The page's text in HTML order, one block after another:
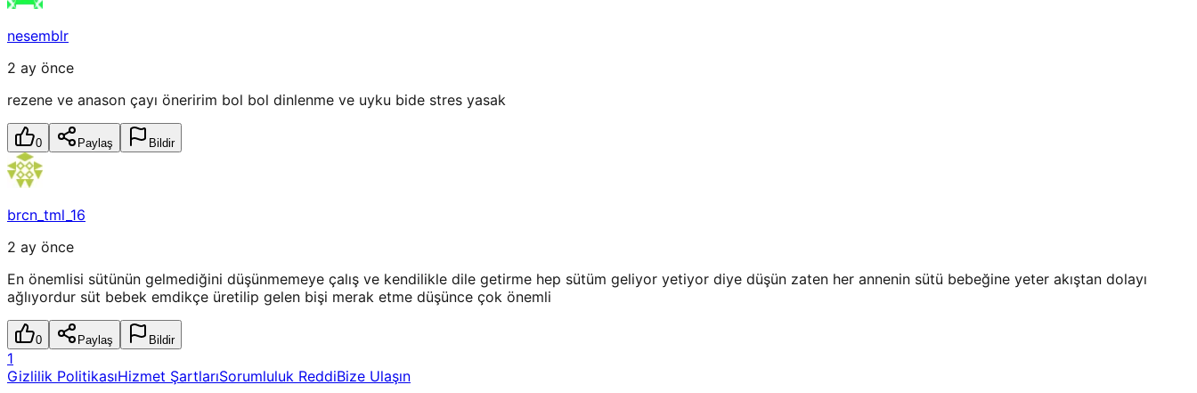
nesemblr
2 ay önce
rezene ve anason çayı öneririm bol bol dinlenme ve uyku bide stres yasak
0 Paylaş Bildir
brcn_tml_16
2 ay önce
En önemlisi sütünün gelmediğini düşünmemeye çalış ve kendilikle dile getirme hep sütüm geliyor yetiyor diye düşün zaten her annenin sütü bebeğine yeter akıştan dolayı
ağlıyordur süt bebek emdikçe üretilip gelen bişi merak etme düşünce çok önemli
0 Paylaş Bildir
1
Gizlilik PolitikasıHizmet ŞartlarıSorumluluk ReddiBize Ulaşın